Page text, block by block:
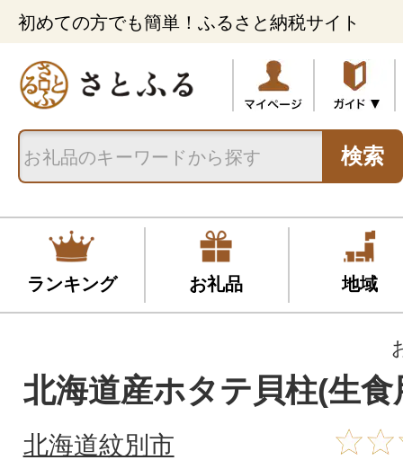
初めての方でも簡単！ふるさと納税サイト
検索
ランキング お礼品 地域
北海道産ホタテ貝柱(生
北海道紋別市